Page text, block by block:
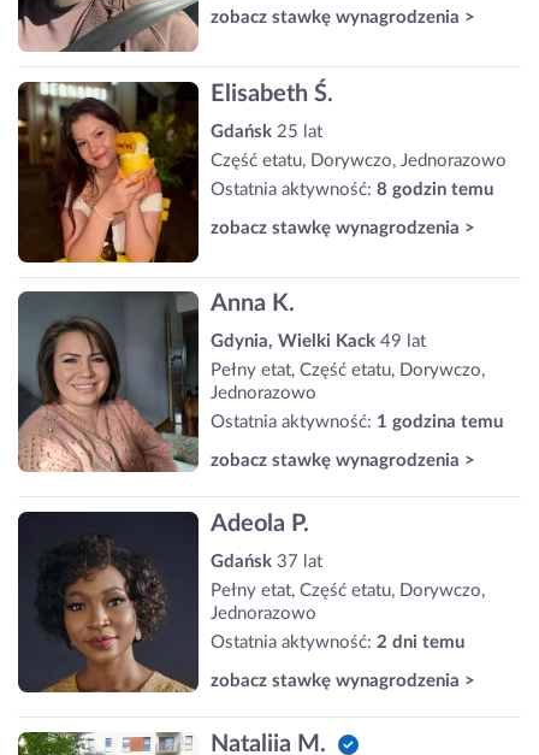
zobacz stawkę wynagrodzenia >
Elisabeth Ś.
Gdańsk 25 lat
Część etatu, Dorywczo, Jednorazowo
Ostatnia aktywność: 8 godzin temu
zobacz stawkę wynagrodzenia >
Anna K.
Gdynia, Wielki Kack 49 lat
Pełny etat, Część etatu, Dorywczo,
Jednorazowo
Ostatnia aktywność: 1 godzina temu
zobacz stawkę wynagrodzenia >
Adeola P.
Gdańsk 37 lat
Pełny etat, Część etatu, Dorywczo,
Jednorazowo
Ostatnia aktywność: 2 dni temu
zobacz stawkę wynagrodzenia >
Nataliia M.